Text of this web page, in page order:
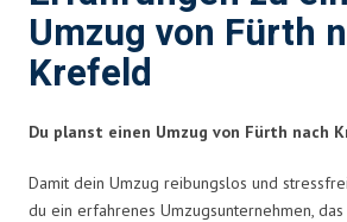
Umzug von Fürth
Krefeld
Du planst einen Umzug von Fürth nach
Damit dein Umzug reibungslos und
du ein erfahrenes Umzugsunternehmen,